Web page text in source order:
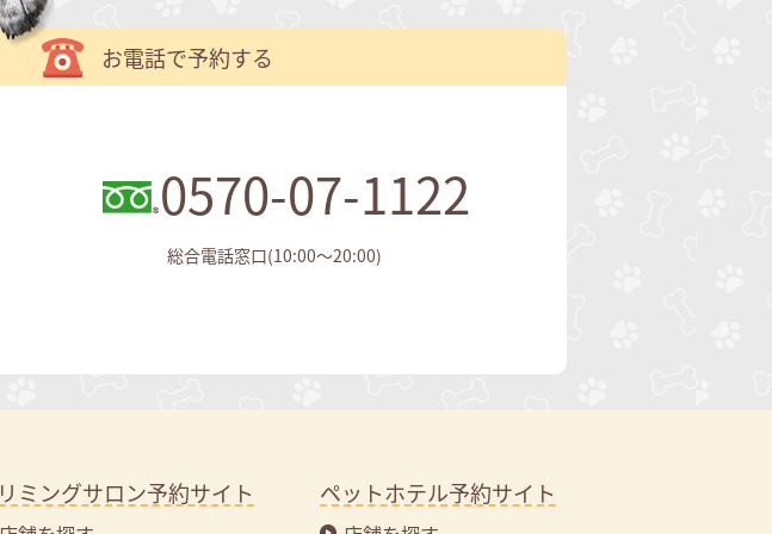
お電話で予約する
0570-07-1122
総合電話窓口(10:00～20:00)
ミングサロン予約サイト ペットホテル予約サイト